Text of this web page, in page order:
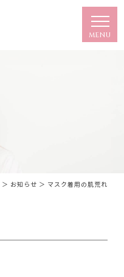
＞ お知らせ ＞ マスク着用の肌荒れ